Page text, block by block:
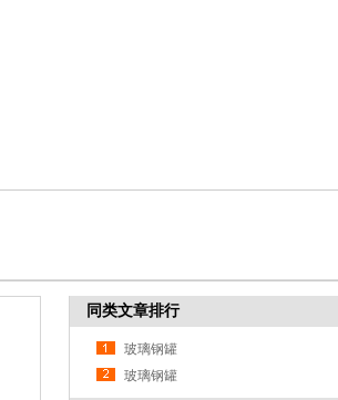
同类文章排行
玻璃钢罐
玻璃钢罐